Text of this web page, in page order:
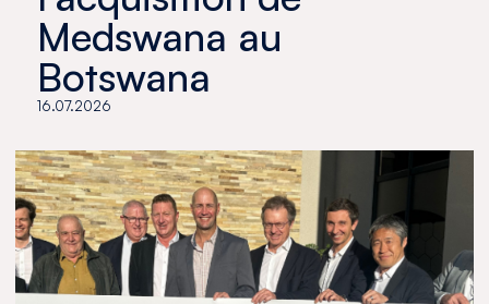
Medswana au
Botswana
16.07.2026